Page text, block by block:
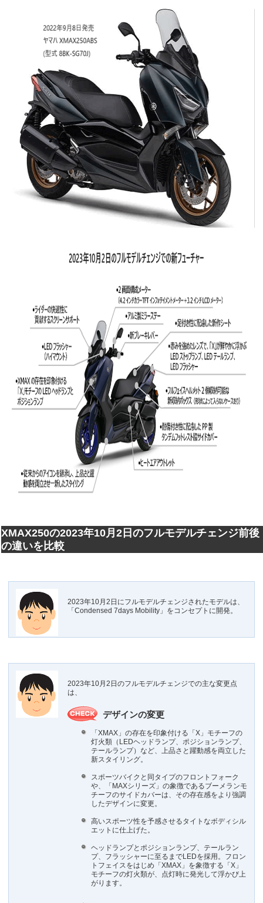
XMAX250の2023年10月2日のフルモデルチェンジ前後
の違いを比較
2023年10月2日にフルモデルチェンジされたモデルは、
「Condensed 7days Mobility」をコンセプトに開発。
2023年10月2日のフルモデルチェンジでの主な変更点
は、
デザインの変更
「XMAX」の存在を印象付ける「X」モチーフの
灯火類（LEDヘッドランプ、ポジションランプ、
テールランプ）など、上品さと躍動感を両立した
新スタイリング。
スポーツバイクと同タイプのフロントフォーク
や、「MAXシリーズ」の象徴であるブーメランモ
チーフのサイドカバーは、その存在感をより強調
したデザインに変更。
高いスポーツ性を予感させるタイトなボディシル
エットに仕上げた。
ヘッドランプとポジションランプ、テールラン
プ、フラッシャーに至るまでLEDを採用。フロン
トフェイスをはじめ「XMAX」を象徴する「X」
モチーフの灯火類が、点灯時に発光して浮かび上
がります。